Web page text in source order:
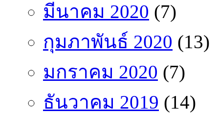
มีนาคม 2020 (7)
กุมภาพันธ์ 2020 (13)
มกราคม 2020 (7)
ธันวาคม 2019 (14)